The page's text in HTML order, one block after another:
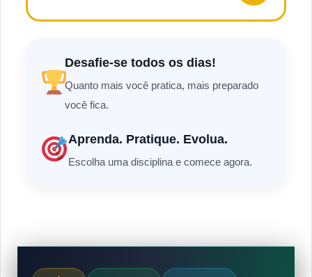
Desafie-se todos os dias!
Quanto mais você pratica, mais preparado
você fica.
Aprenda. Pratique. Evolua.
Escolha uma disciplina e comece agora.